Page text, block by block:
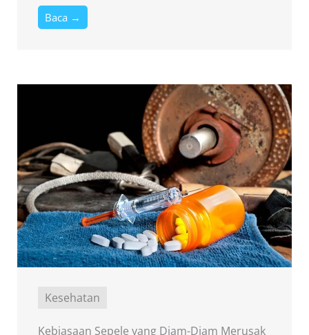
Baca →
Kesehatan
Kebiasaan Sepele yang Diam-Diam Merusak